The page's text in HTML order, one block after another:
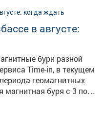
в августе:
бури разной
геомагнитных
буря с 3 по 5
– умеренная
Больше сильных